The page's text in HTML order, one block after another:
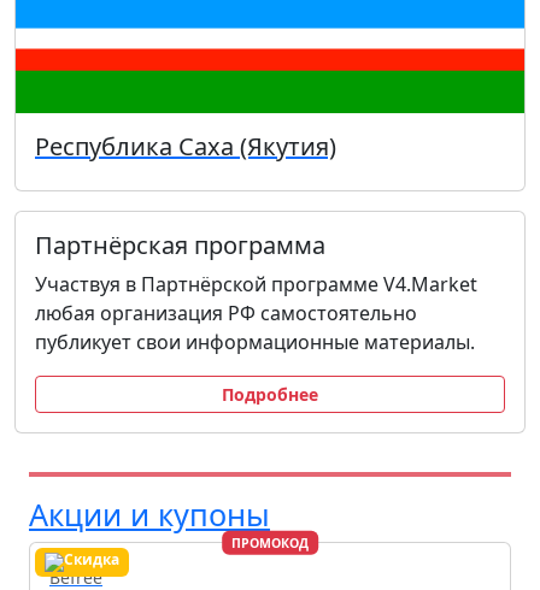
Республика Саха (Якутия)
Партнёрская программа
Участвуя в Партнёрской программе V4.Market
любая организация РФ самостоятельно
публикует свои информационные материалы.
Подробнее
Акции и купоны
ПРОМОКОД
Befree